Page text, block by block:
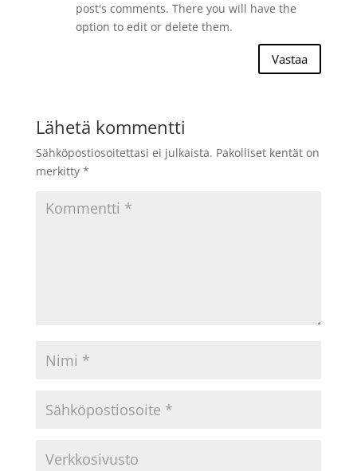
post's comments. There you will have the
option to edit or delete them.
Vastaa
Lähetä kommentti
Sähköpostiosoitettasi ei julkaista. Pakolliset kentät on
merkitty *